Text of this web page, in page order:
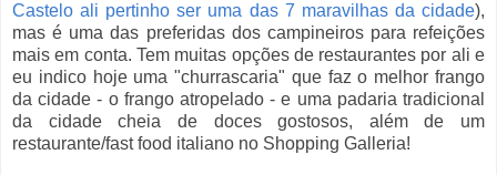
Castelo ali pertinho ser uma das 7 maravilhas da cidade),
mas é uma das preferidas dos campineiros para refeições
mais em conta. Tem muitas opções de restaurantes por ali e
eu indico hoje uma "churrascaria" que faz o melhor frango
da cidade - o frango atropelado - e uma padaria tradicional
da cidade cheia de doces gostosos, além de um
restaurante/fast food italiano no Shopping Galleria!